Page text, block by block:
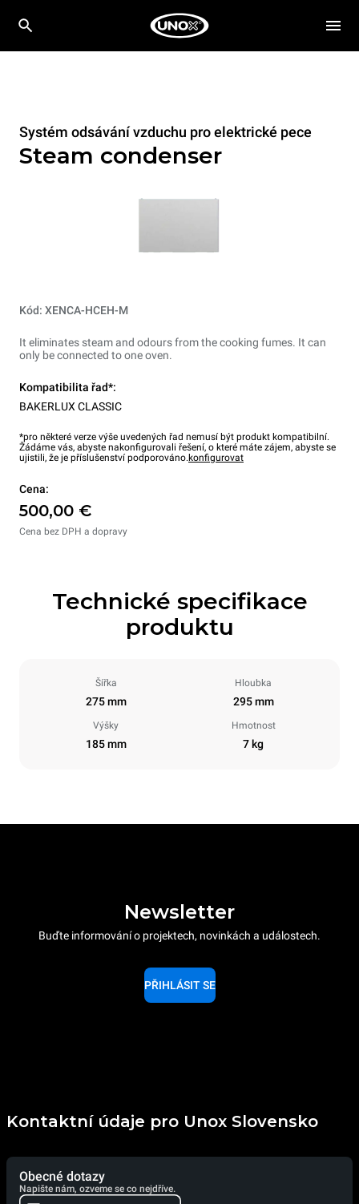
Systém odsávání vzduchu pro elektrické pece
Steam condenser
Kód: XENCA-HCEH-M
It eliminates steam and odours from the cooking fumes. It can
only be connected to one oven.
Kompatibilita řad*:
BAKERLUX CLASSIC
*pro některé verze výše uvedených řad nemusí být produkt kompatibilní.
Žádáme vás, abyste nakonfigurovali řešení, o které máte zájem, abyste se
ujistili, že je příslušenství podporováno. konfigurovat
Cena:
500,00 €
Cena bez DPH a dopravy
Technické specifikace
produktu
Šířka
275 mm
Hloubka
295 mm
Výšky
185 mm
Hmotnost
7 kg
Newsletter
Buďte informování o projektech, novinkách a událostech.
PŘIHLÁSIT SE
Kontaktní údaje pro Unox Slovensko
Obecné dotazy
Napište nám, ozveme se co nejdříve.